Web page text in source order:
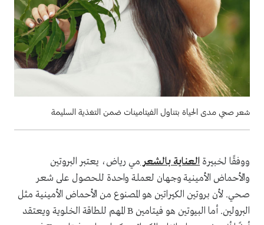
شعر صحي مدى الحياة بتناول الفيتامينات ضمن التغذية السليمة
ووفقًا لخبيرة العناية بالشعر مي رياض، يعتبر البروتين
والأحماض الأمينية وجهان لعملة واحدة للحصول على شعر
صحي. لأن بروتين الكيراتين هو المصنوع من الأحماض الأمينية مثل
البرولين. أما البيوتين هو فيتامين B المهم للطاقة الخلوية ويعتقد